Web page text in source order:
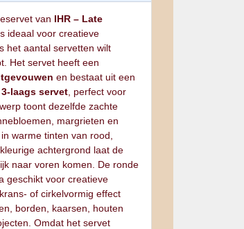
van IHR – Late
ideaal voor creatieve
het aantal servetten wilt
Het servet heeft een
en bestaat uit een
3‑laags servet , perfect voor
toont dezelfde zachte
margrieten en
warme tinten van rood,
achtergrond laat de
naar voren komen. De ronde
geschikt voor creatieve
of cirkelvormig effect
borden, kaarsen, houten
Omdat het servet